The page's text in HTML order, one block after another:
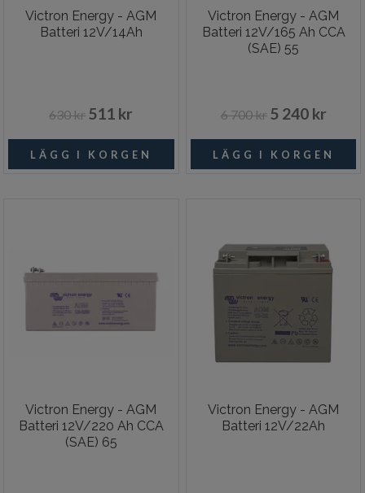
Victron Energy - AGM
Batteri 12V/14Ah
630 kr 511 kr
Victron Energy - AGM
Batteri 12V/165 Ah CCA
(SAE) 55
6 700 kr 5 240 kr
Victron Energy - AGM
Batteri 12V/220 Ah CCA
(SAE) 65
Victron Energy - AGM
Batteri 12V/22Ah